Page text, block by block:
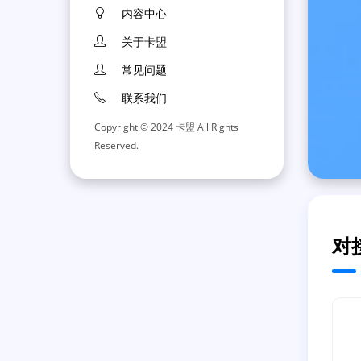
内容中心
关于卡盟
常见问题
联系我们
Copyright © 2024 卡盟 All Rights
Reserved.
对